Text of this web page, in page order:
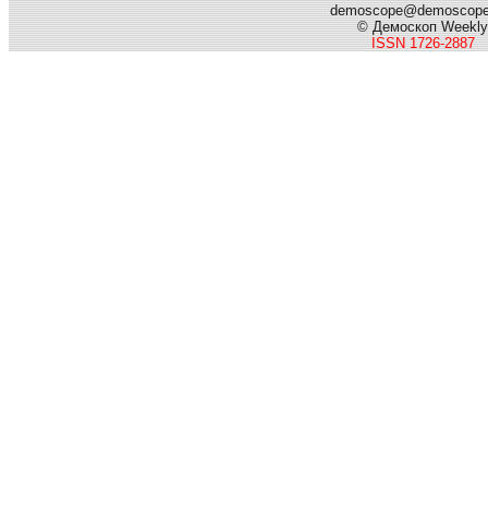
© Демоскоп Weekly
ISSN 1726-2887